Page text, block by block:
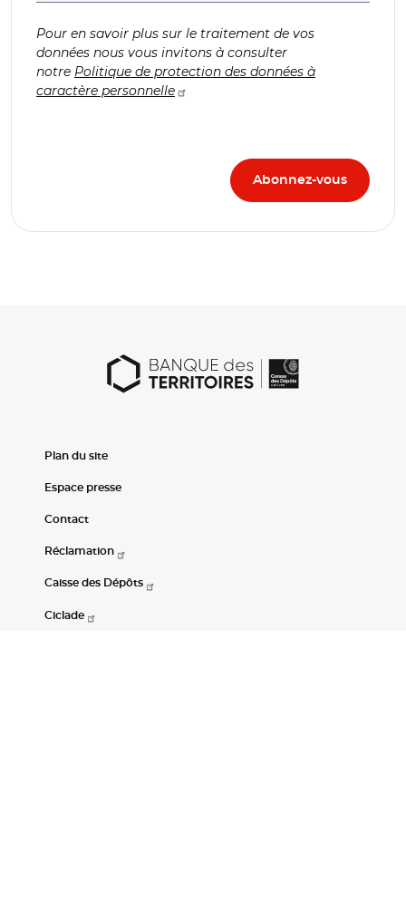
Pour en savoir plus sur le traitement de vos
données nous vous invitons à consulter
notre Politique de protection des données à
caractère personnelle
Plan du site
Espace presse
Contact
Réclamation
Caisse des Dépôts
Ciclade